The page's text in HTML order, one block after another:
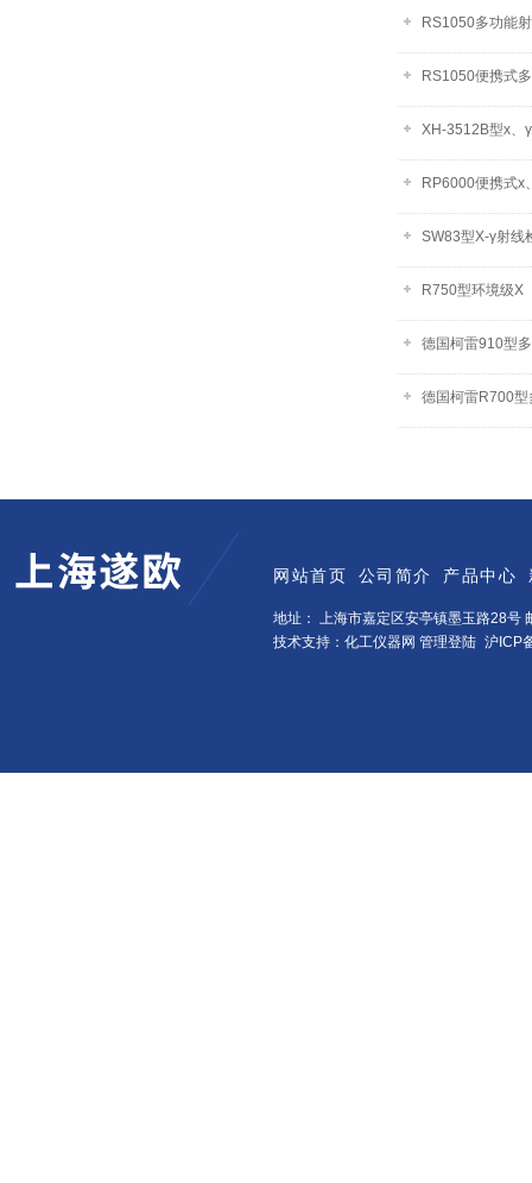
RS1050多功能
RS1050便携式
XH-3512B型x、
RP6000便携式х
SW83型X-γ射线
R750型环境级X
德国柯雷910型
德国柯雷R700
网站首页 公司简介 产品中心
地址： 上海市嘉定区安亭镇墨玉路28号
技术支持：化工仪器网 管理登陆 沪ICP